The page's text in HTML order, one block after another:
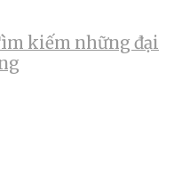
kiếm những đại